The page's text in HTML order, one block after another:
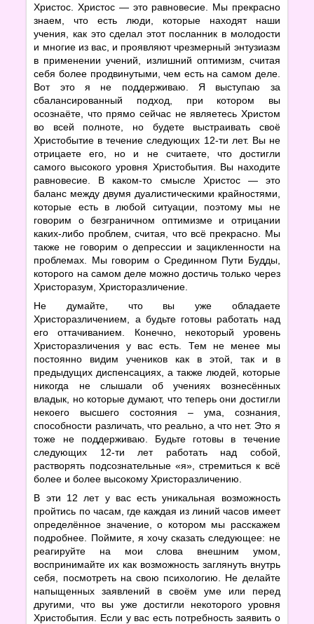
Христос. Христос — это равновесие. Мы прекрасно
знаем, что есть люди, которые находят наши
учения, как это сделал этот посланник в молодости
и многие из вас, и проявляют чрезмерный энтузиазм
в применении учений, излишний оптимизм, считая
себя более продвинутыми, чем есть на самом деле.
Вот это я не поддерживаю. Я выступаю за
сбалансированный подход, при котором вы
осознаёте, что прямо сейчас не являетесь Христом
во всей полноте, но будете выстраивать своё
Христобытие в течение следующих 12-ти лет. Вы не
отрицаете его, но и не считаете, что достигли
самого высокого уровня Христобытия. Вы находите
равновесие. В каком-то смысле Христос — это
баланс между двумя дуалистическими крайностями,
которые есть в любой ситуации, поэтому мы не
говорим о безграничном оптимизме и отрицании
каких-либо проблем, считая, что всё прекрасно. Мы
также не говорим о депрессии и зацикленности на
проблемах. Мы говорим о Срединном Пути Будды,
которого на самом деле можно достичь только через
Христоразум, Христоразличение.
Не думайте, что вы уже обладаете
Христоразличением, а будьте готовы работать над
его оттачиванием. Конечно, некоторый уровень
Христоразличения у вас есть. Тем не менее мы
постоянно видим учеников как в этой, так и в
предыдущих диспенсациях, а также людей, которые
никогда не слышали об учениях вознесённых
владык, но которые думают, что теперь они достигли
некоего высшего состояния – ума, сознания,
способности различать, что реально, а что нет. Это я
тоже не поддерживаю. Будьте готовы в течение
следующих 12-ти лет работать над собой,
растворять подсознательные «я», стремиться к всё
более и более высокому Христоразличению.
В эти 12 лет у вас есть уникальная возможность
пройтись по часам, где каждая из линий часов имеет
определённое значение, о котором мы расскажем
подробнее. Поймите, я хочу сказать следующее: не
реагируйте на мои слова внешним умом,
воспринимайте их как возможность заглянуть внутрь
себя, посмотреть на свою психологию. Не делайте
напыщенных заявлений в своём уме или перед
другими, что вы уже достигли некоторого уровня
Христобытия. Если у вас есть потребность заявить о